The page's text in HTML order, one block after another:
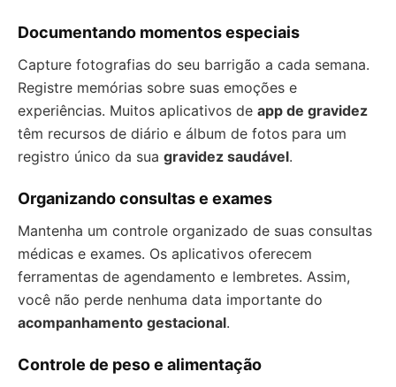
Documentando momentos especiais
Capture fotografias do seu barrigão a cada semana.
Registre memórias sobre suas emoções e
experiências. Muitos aplicativos de app de gravidez
têm recursos de diário e álbum de fotos para um
registro único da sua gravidez saudável.
Organizando consultas e exames
Mantenha um controle organizado de suas consultas
médicas e exames. Os aplicativos oferecem
ferramentas de agendamento e lembretes. Assim,
você não perde nenhuma data importante do
acompanhamento gestacional.
Controle de peso e alimentação